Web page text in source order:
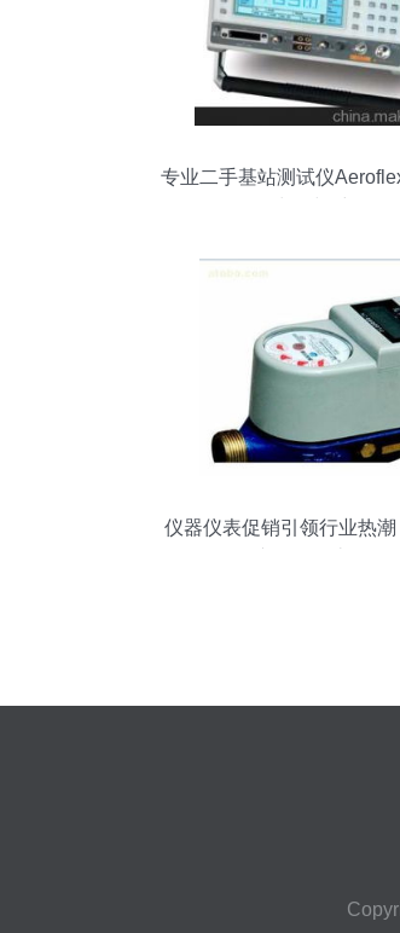
专业二手基站测试仪
仪器仪表促销引领行业热